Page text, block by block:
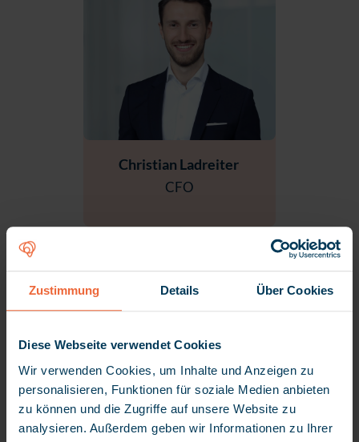
Zustimmung Details Über Cookies
Diese Webseite verwendet Cookies
Wir verwenden Cookies, um Inhalte und Anzeigen zu
personalisieren, Funktionen für soziale Medien anbieten
zu können und die Zugriffe auf unsere Website zu
analysieren. Außerdem geben wir Informationen zu Ihrer
Christian Ladreiter
CFO
Antonio Del Negro
CPO